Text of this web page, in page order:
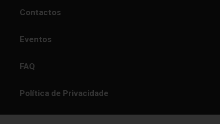
Contactos
Eventos
FAQ
Política de Privacidade